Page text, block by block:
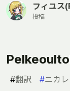
フィユス
投稿
#翻訳 #ニカ